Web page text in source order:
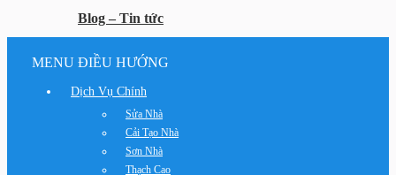
Blog – Tin tức
MENU ĐIỀU HƯỚNG
Dịch Vụ Chính
Sửa Nhà
Cải Tạo Nhà
Sơn Nhà
Thạch Cao